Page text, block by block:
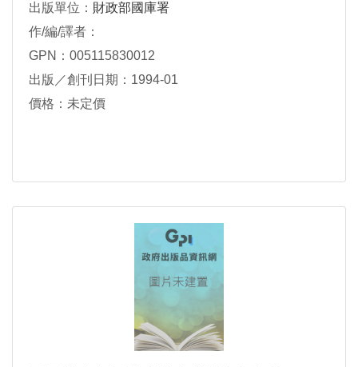
出版單位： 財政部國庫署
作/編/譯者：
GPN：005115830012
出版／創刊日期：1994-01
價格：未定價